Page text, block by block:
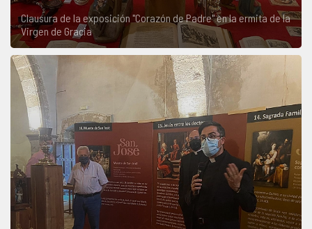
Clausura de la exposición "Corazón de Padre" en la ermita de la
Virgen de Gracia